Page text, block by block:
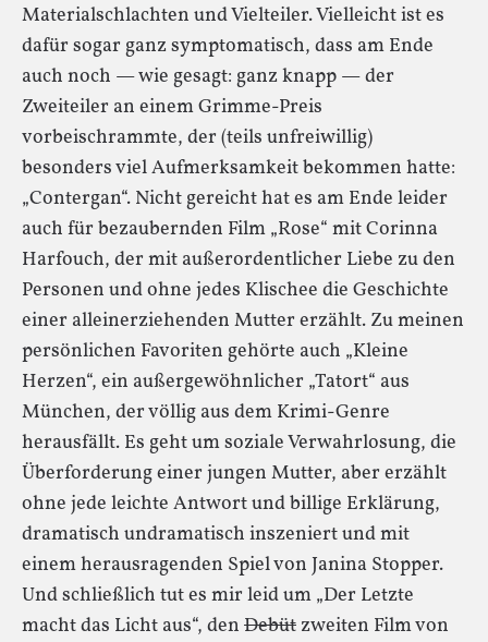
Materialschlachten und Vielteiler. Vielleicht ist es
dafür sogar ganz symptomatisch, dass am Ende
auch noch — wie gesagt: ganz knapp — der
Zweiteiler an einem Grimme-Preis
vorbeischrammte, der (teils unfreiwillig)
besonders viel Aufmerksamkeit bekommen hatte:
„Contergan“. Nicht gereicht hat es am Ende leider
auch für bezaubernden Film „Rose“ mit Corinna
Harfouch, der mit außerordentlicher Liebe zu den
Personen und ohne jedes Klischee die Geschichte
einer alleinerziehenden Mutter erzählt. Zu meinen
persönlichen Favoriten gehörte auch „Kleine
Herzen“, ein außergewöhnlicher „Tatort“ aus
München, der völlig aus dem Krimi-Genre
herausfällt. Es geht um soziale Verwahrlosung, die
Überforderung einer jungen Mutter, aber erzählt
ohne jede leichte Antwort und billige Erklärung,
dramatisch undramatisch inszeniert und mit
einem herausragenden Spiel von Janina Stopper.
Und schließlich tut es mir leid um „Der Letzte
macht das Licht aus“, den Debüt zweiten Film von